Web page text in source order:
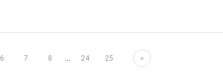
6 7 8 ... 24 25 »